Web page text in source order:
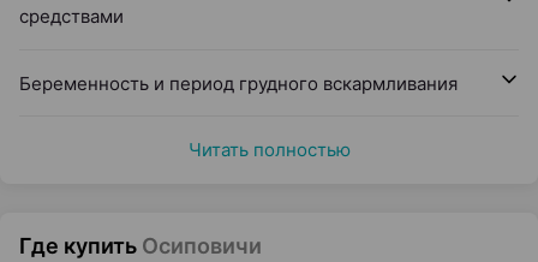
средствами
Беременность и период грудного вскармливания
Читать полностью
Где купить Осиповичи